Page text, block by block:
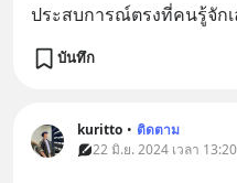
ประสบการณ์ตรงที่คนรู้จัก
บันทึก
kuritto • ติดตาม
22 มิ.ย. 2024 เวลา